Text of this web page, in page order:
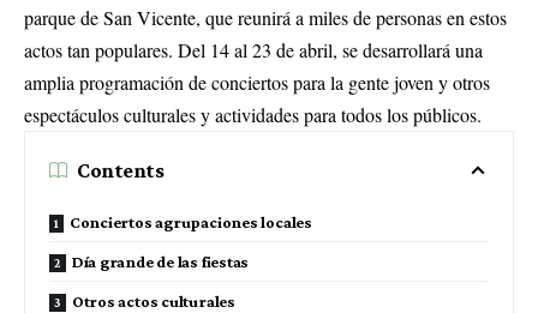
parque de San Vicente, que reunirá a miles de personas en estos
actos tan populares. Del 14 al 23 de abril, se desarrollará una
amplia programación de conciertos para la gente joven y otros
espectáculos culturales y actividades para todos los públicos.
Contents
Conciertos agrupaciones locales
Día grande de las fiestas
Otros actos culturales